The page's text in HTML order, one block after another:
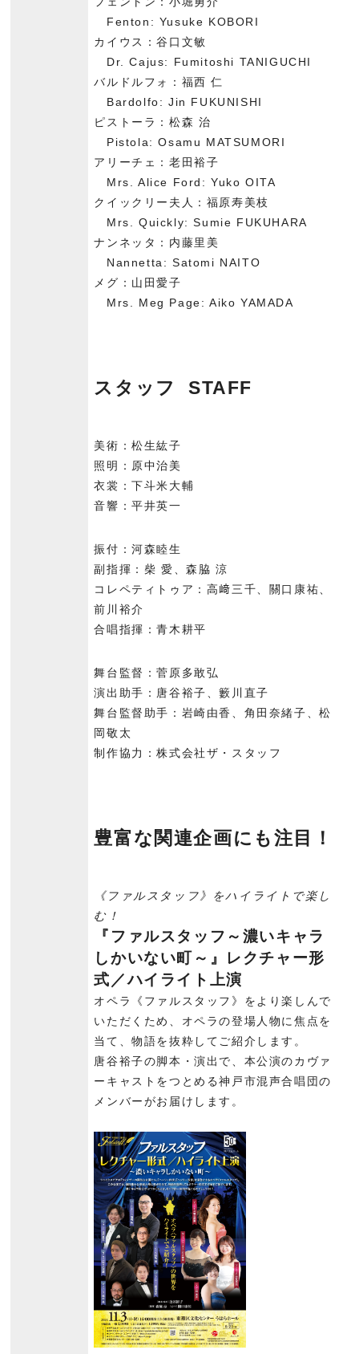
Fenton: Yusuke KOBORI
カイウス：谷口文敏
Dr. Cajus: Fumitoshi TANIGUCHI
バルドルフォ：福西 仁
Bardolfo: Jin FUKUNISHI
ピストーラ：松森 治
Pistola: Osamu MATSUMORI
アリーチェ：老田裕子
Mrs. Alice Ford: Yuko OITA
クイックリー夫人：福原寿美枝
Mrs. Quickly: Sumie FUKUHARA
ナンネッタ：内藤里美
Nannetta: Satomi NAITO
メグ：山田愛子
Mrs. Meg Page: Aiko YAMADA
スタッフ STAFF
美術：松生紘子
照明：原中治美
衣裳：下斗米大輔
音響：平井英一
振付：河森睦生
副指揮：柴 愛、森脇 涼
コレペティトゥア：高﨑三千、關口康祐、
前川裕介
合唱指揮：青木耕平
舞台監督：菅原多敢弘
演出助手：唐谷裕子、籔川直子
舞台監督助手：岩崎由香、角田奈緒子、松
岡敬太
制作協力：株式会社ザ・スタッフ
豊富な関連企画にも注目！
《ファルスタッフ》をハイライトで楽し
む！
『ファルスタッフ～濃いキャラ
しかいない町～』レクチャー形
式／ハイライト上演
オペラ《ファルスタッフ》をより楽しんで
いただくため、オペラの登場人物に焦点を
当て、物語を抜粋してご紹介します。
唐谷裕子の脚本・演出で、本公演のカヴァ
ーキャストをつとめる神戸市混声合唱団の
メンバーがお届けします。